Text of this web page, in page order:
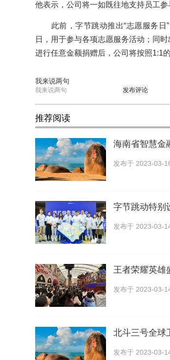
他表示，公司将一如既往地支持员工
此前，字节跳动推出“志愿服务日”
日，用于参与各项志愿服务活动；同
进行任意金额捐赠后，公司将按照1:1
我来说两句
发布评论
推荐阅读
海南省智慧金
发布于 2023-03-
字节跳动特别
发布于 2023-03-
王者荣耀英雄
发布于 2023-03-
北斗三号全球
发布于 2023-03-